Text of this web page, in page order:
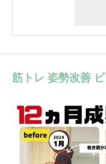
筋トレ 姿勢改善